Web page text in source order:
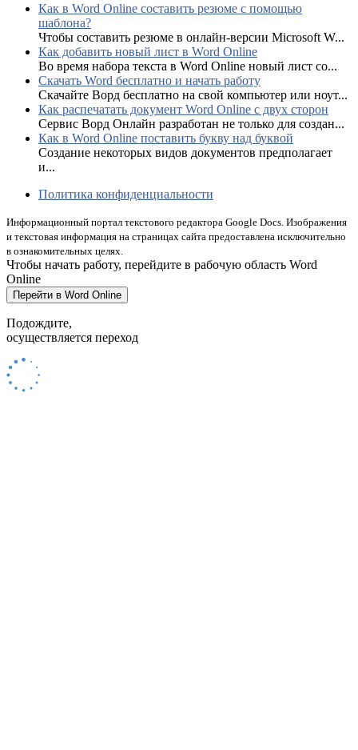
Как в Word Online составить резюме с помощью
шаблона?
Чтобы составить резюме в онлайн-версии Microsoft W...
Как добавить новый лист в Word Online
Во время набора текста в Word Online новый лист со...
Скачать Word бесплатно и начать работу
Скачайте Ворд бесплатно на свой компьютер или ноут...
Как распечатать документ Word Online с двух сторон
Сервис Ворд Онлайн разработан не только для создан...
Как в Word Online поставить букву над буквой
Создание некоторых видов документов предполагает
и...
Политика конфиденциальности
Информационный портал текстового редактора Google Docs. Изображения
и текстовая информация на страницах сайта предоставлена исключительно
в ознакомительных целях.
Чтобы начать работу, перейдите в рабочую область Word
Online
Перейти в Word Online
Подождите,
осуществляется переход